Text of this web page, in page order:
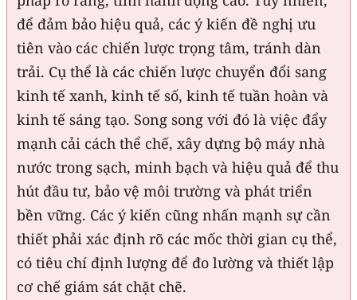
để đảm bảo hiệu quả, các ý kiến đề nghị ưu
tiên vào các chiến lược trọng tâm, tránh dàn
trải. Cụ thể là các chiến lược chuyển đổi sang
kinh tế xanh, kinh tế số, kinh tế tuần hoàn và
kinh tế sáng tạo. Song song với đó là việc đẩy
mạnh cải cách thể chế, xây dựng bộ máy nhà
nước trong sạch, minh bạch và hiệu quả để thu
hút đầu tư, bảo vệ môi trường và phát triển
bền vững. Các ý kiến cũng nhấn mạnh sự cần
thiết phải xác định rõ các mốc thời gian cụ thể,
có tiêu chí định lượng để đo lường và thiết lập
cơ chế giám sát chặt chẽ.